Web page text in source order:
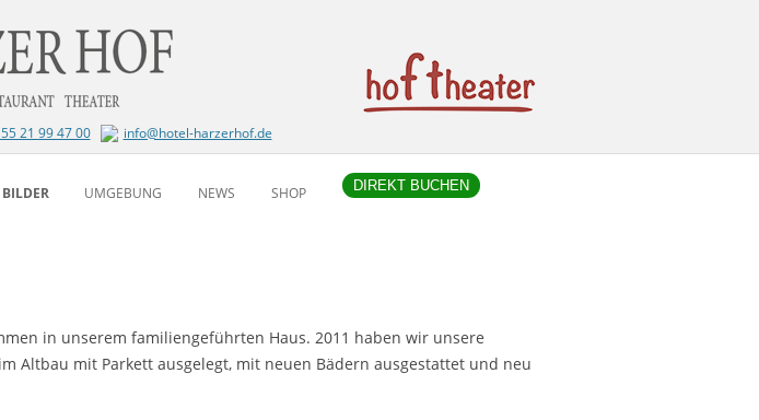
21 99 47 00 info@hotel-harzerhof.de
BILDER UMGEBUNG NEWS SHOP DIREKT BUCHEN
in unserem familiengeführten Haus. 2011 haben wir unsere
Altbau mit Parkett ausgelegt, mit neuen Bädern ausgestattet und neu